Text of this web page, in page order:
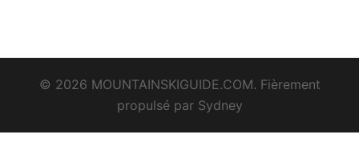
© 2026 MOUNTAINSKIGUIDE.COM. Fièrement
propulsé par Sydney